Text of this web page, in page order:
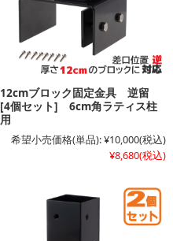
12cmブロック固定金具 逆留
[4個セット] 6cm角ラティス柱
用
希望小売価格(単品):¥10,000(税込)
¥8,680(税込)